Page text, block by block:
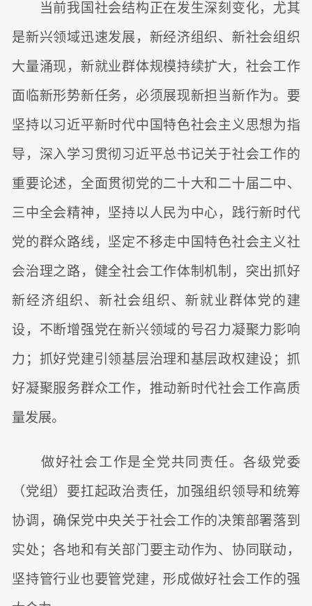
当前我国社会结构正在发生深刻变化，尤其
是新兴领域迅速发展，新经济组织、新社会组织
大量涌现，新就业群体规模持续扩大，社会工作
面临新形势新任务，必须展现新担当新作为。要
坚持以习近平新时代中国特色社会主义思想为指
导，深入学习贯彻习近平总书记关于社会工作的
重要论述，全面贯彻党的二十大和二十届二中、
三中全会精神，坚持以人民为中心，践行新时代
党的群众路线，坚定不移走中国特色社会主义社
会治理之路，健全社会工作体制机制，突出抓好
新经济组织、新社会组织、新就业群体党的建
设，不断增强党在新兴领域的号召力凝聚力影响
力；抓好党建引领基层治理和基层政权建设；抓
好凝聚服务群众工作，推动新时代社会工作高质
量发展。
做好社会工作是全党共同责任。各级党委
（党组）要扛起政治责任，加强组织领导和统筹
协调，确保党中央关于社会工作的决策部署落到
实处；各地和有关部门要主动作为、协同联动，
坚持管行业也要管党建，形成做好社会工作的强